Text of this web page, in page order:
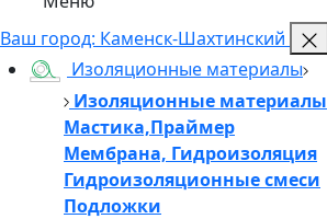
Ваш город: Каменск-Шахтинский
Изоляционные материалы
Изоляционные материалы
Мастика,Праймер
Мембрана, Гидроизоляция
Гидроизоляционные смеси
Подложки